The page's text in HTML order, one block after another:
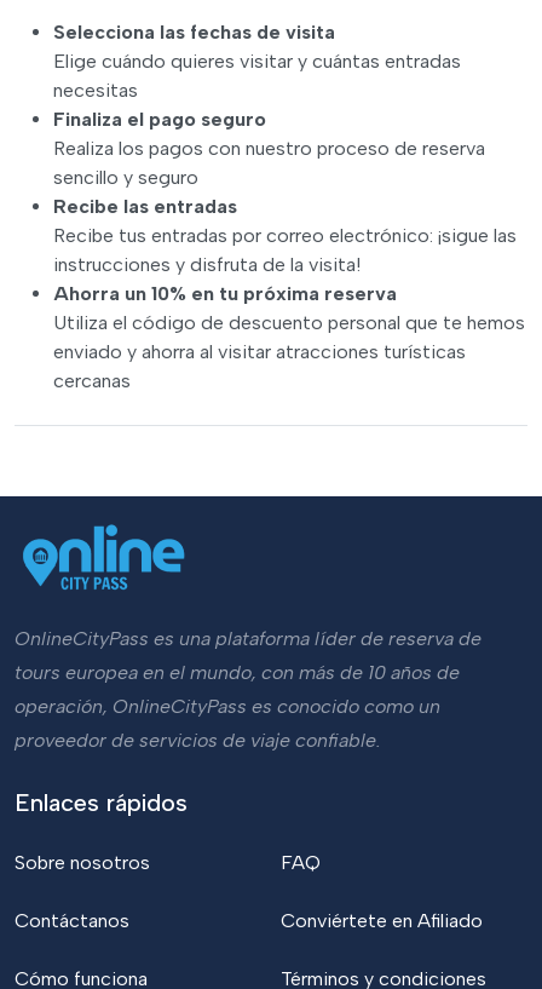
Selecciona las fechas de visita
Elige cuándo quieres visitar y cuántas entradas
necesitas
Finaliza el pago seguro
Realiza los pagos con nuestro proceso de reserva
sencillo y seguro
Recibe las entradas
Recibe tus entradas por correo electrónico: ¡sigue las
instrucciones y disfruta de la visita!
Ahorra un 10% en tu próxima reserva
Utiliza el código de descuento personal que te hemos
enviado y ahorra al visitar atracciones turísticas
cercanas
OnlineCityPass es una plataforma líder de reserva de
tours europea en el mundo, con más de 10 años de
operación, OnlineCityPass es conocido como un
proveedor de servicios de viaje confiable.
Enlaces rápidos
Sobre nosotros
Contáctanos
Cómo funciona
FAQ
Conviértete en Afiliado
Términos y condiciones